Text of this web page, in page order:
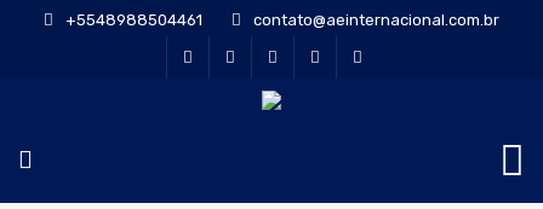
+5548988504461 contato@aeinternacional.com.br